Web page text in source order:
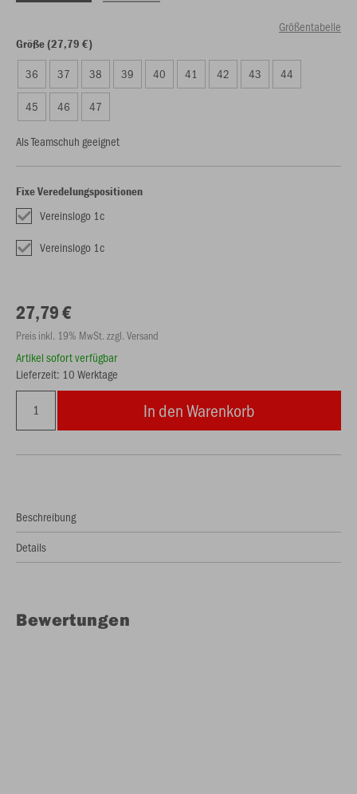
Größentabelle
Größe (27,79 €)
36 37 38 39 40 41 42 43 44
45 46 47
Als Teamschuh geeignet
Fixe Veredelungspositionen
Vereinslogo 1c
Vereinslogo 1c
27,79 €
Preis inkl. 19% MwSt. zzgl. Versand
Artikel sofort verfügbar
Lieferzeit: 10 Werktage
In den Warenkorb
Beschreibung
Details
Bewertungen